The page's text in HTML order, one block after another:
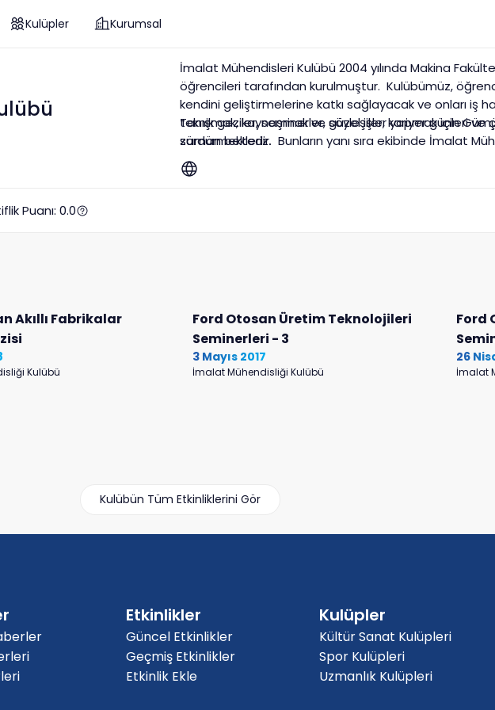
Kulüpler Kurumsal
İmalat Mühendisleri Kulübü 2004 yılında Makina
öğrencileri tarafından kurulmuştur. Kulübümüz,
kendini geliştirmelerine katkı sağlayacak ve onları iş
teknik geziler, seminerler, söyleşiler, kariyer günleri ve
sürdürmektedir. Bunların yanı sıra ekibinde İmalat
bölümlerden öğrenciler de bulunan “Daralan” isimli
hazırlanması da İMLK’nın yürüttüğü çalışmalardandır.
Tanışmak, kaynaşmak ve güzel işler yapmak için
zaman bekleriz.
Puanı: 0.0
Akıllı Fabrikalar
Kulübü
Ford Otosan Üretim Teknolojileri
Seminerleri - 3
3 Mayıs 2017
İmalat Mühendisliği Kulübü
Ford
26
İmalat
Kulübün Tüm Etkinliklerini Gör
Etkinlikler
Güncel Etkinlikler
Geçmiş Etkinlikler
Etkinlik Ekle
Kulüpler
Kültür Sanat Kulüpleri
Spor Kulüpleri
Uzmanlık Kulüpleri